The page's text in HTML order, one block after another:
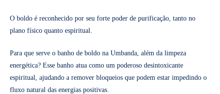
O boldo é reconhecido por seu forte poder de purificação, tanto no
plano físico quanto espiritual.
Para que serve o banho de boldo na Umbanda, além da limpeza
energética? Esse banho atua como um poderoso desintoxicante
espiritual, ajudando a remover bloqueios que podem estar impedindo o
fluxo natural das energias positivas.